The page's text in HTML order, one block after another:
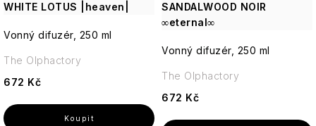
WHITE LOTUS |heaven|
Vonný difuzér, 250 ml
672 Kč
The Olphactory
SANDALWOOD NOIR
∞eternal∞
Vonný difuzér, 250 ml
672 Kč
The Olphactory